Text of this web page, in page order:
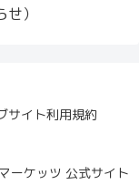
）
サイト利用規約
ケッツ 公式サイト